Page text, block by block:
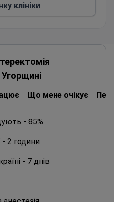
клініки
Що мене очікує
- 85%
- 2 години
- 7 днів